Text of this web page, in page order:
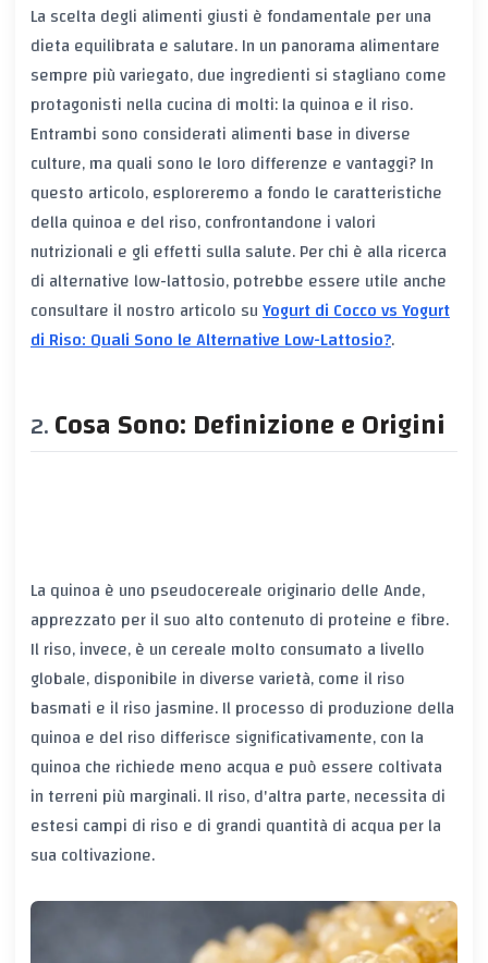
La scelta degli alimenti giusti è fondamentale per una
dieta equilibrata e salutare. In un panorama alimentare
sempre più variegato, due ingredienti si stagliano come
protagonisti nella cucina di molti: la quinoa e il riso.
Entrambi sono considerati alimenti base in diverse
culture, ma quali sono le loro differenze e vantaggi? In
questo articolo, esploreremo a fondo le caratteristiche
della quinoa e del riso, confrontandone i valori
nutrizionali e gli effetti sulla salute. Per chi è alla ricerca
di alternative low-lattosio, potrebbe essere utile anche
consultare il nostro articolo suYogurt di Cocco vs Yogurt
di Riso: Quali Sono le Alternative Low-Lattosio?.
Cosa Sono: Definizione e Origini
La quinoa è uno pseudocereale originario delle Ande,
apprezzato per il suo alto contenuto di proteine e fibre.
Il riso, invece, è un cereale molto consumato a livello
globale, disponibile in diverse varietà, come il riso
basmati e il riso jasmine. Il processo di produzione della
quinoa e del riso differisce significativamente, con la
quinoa che richiede meno acqua e può essere coltivata
in terreni più marginali. Il riso, d'altra parte, necessita di
estesi campi di riso e di grandi quantità di acqua per la
sua coltivazione.